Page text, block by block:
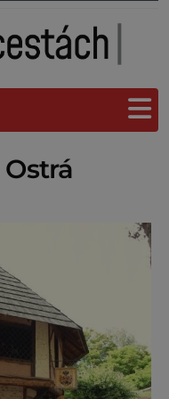
Ostrá